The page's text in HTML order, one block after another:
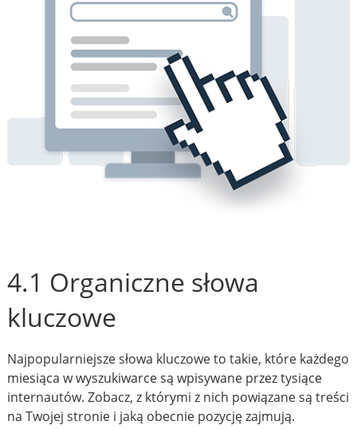
4.1 Organiczne słowa
kluczowe
Najpopularniejsze słowa kluczowe to takie, które każdego
miesiąca w wyszukiwarce są wpisywane przez tysiące
internautów. Zobacz, z którymi z nich powiązane są treści
na Twojej stronie i jaką obecnie pozycję zajmują.